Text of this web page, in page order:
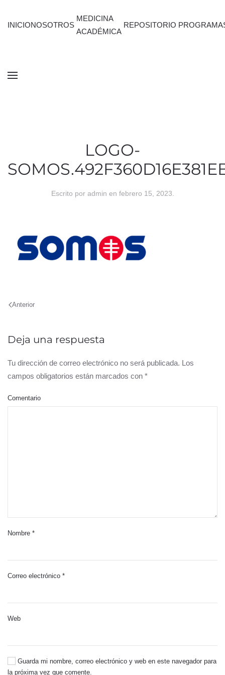
INICIONOSOTROS
MEDICINA
ACADÉMICA
REPOSITORIO
LOGO-
Escrito por admin en febrero 15, 2023
Anterior
Deja una respuesta
Tu dirección de correo electrónico no será publicada. Los
campos obligatorios están marcados con *
Comentario
Nombre *
Correo electrónico *
Web
Guarda mi nombre, correo electrónico y web en este navegador para
la próxima vez que comente.